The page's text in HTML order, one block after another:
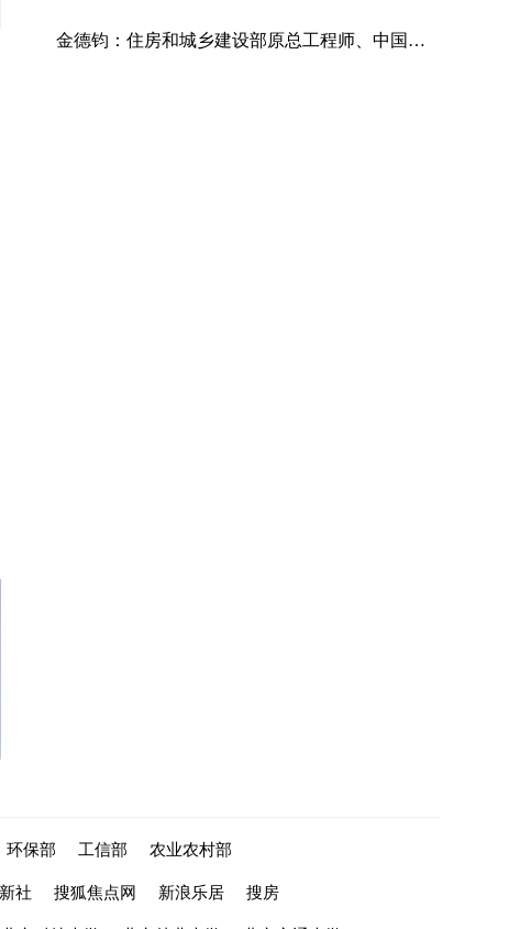
金德钧：住房和城乡建设部原总工程师、中国国际城市化发展战略研究委员会主任
环保部 工信部 农业农村部
社 搜狐焦点网 新浪乐居 搜房